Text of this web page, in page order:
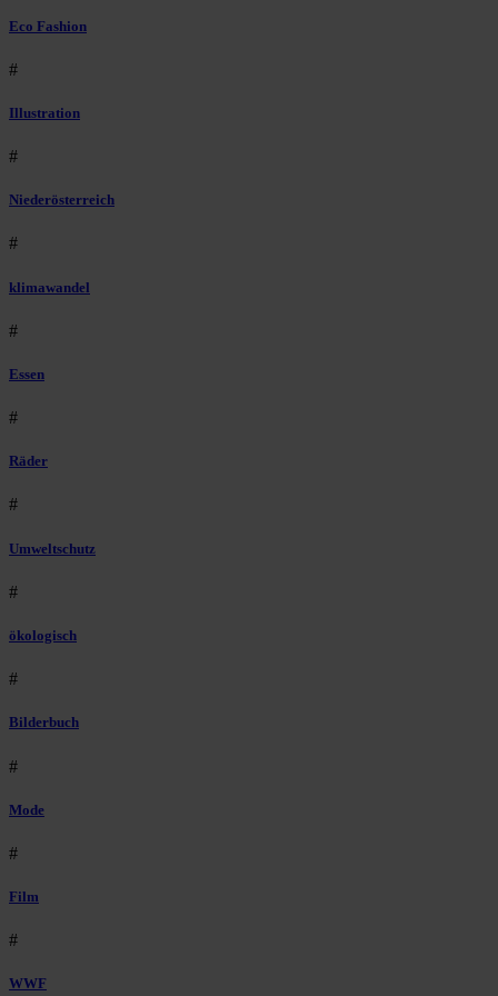
Eco Fashion
#
Illustration
#
Niederösterreich
#
klimawandel
#
Essen
#
Räder
#
Umweltschutz
#
ökologisch
#
Bilderbuch
#
Mode
#
Film
#
WWF